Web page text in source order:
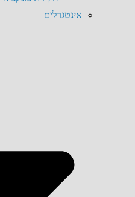
אינטגרלים